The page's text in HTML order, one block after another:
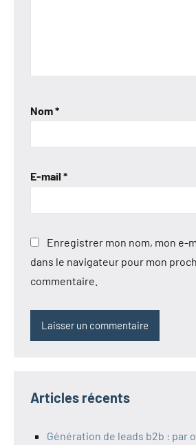
Nom*
E-mail *
Enregistrer mon nom, mon e-
dans le navigateur pour mon
commentaire.
Articles récents
Génération de leads b2b : par